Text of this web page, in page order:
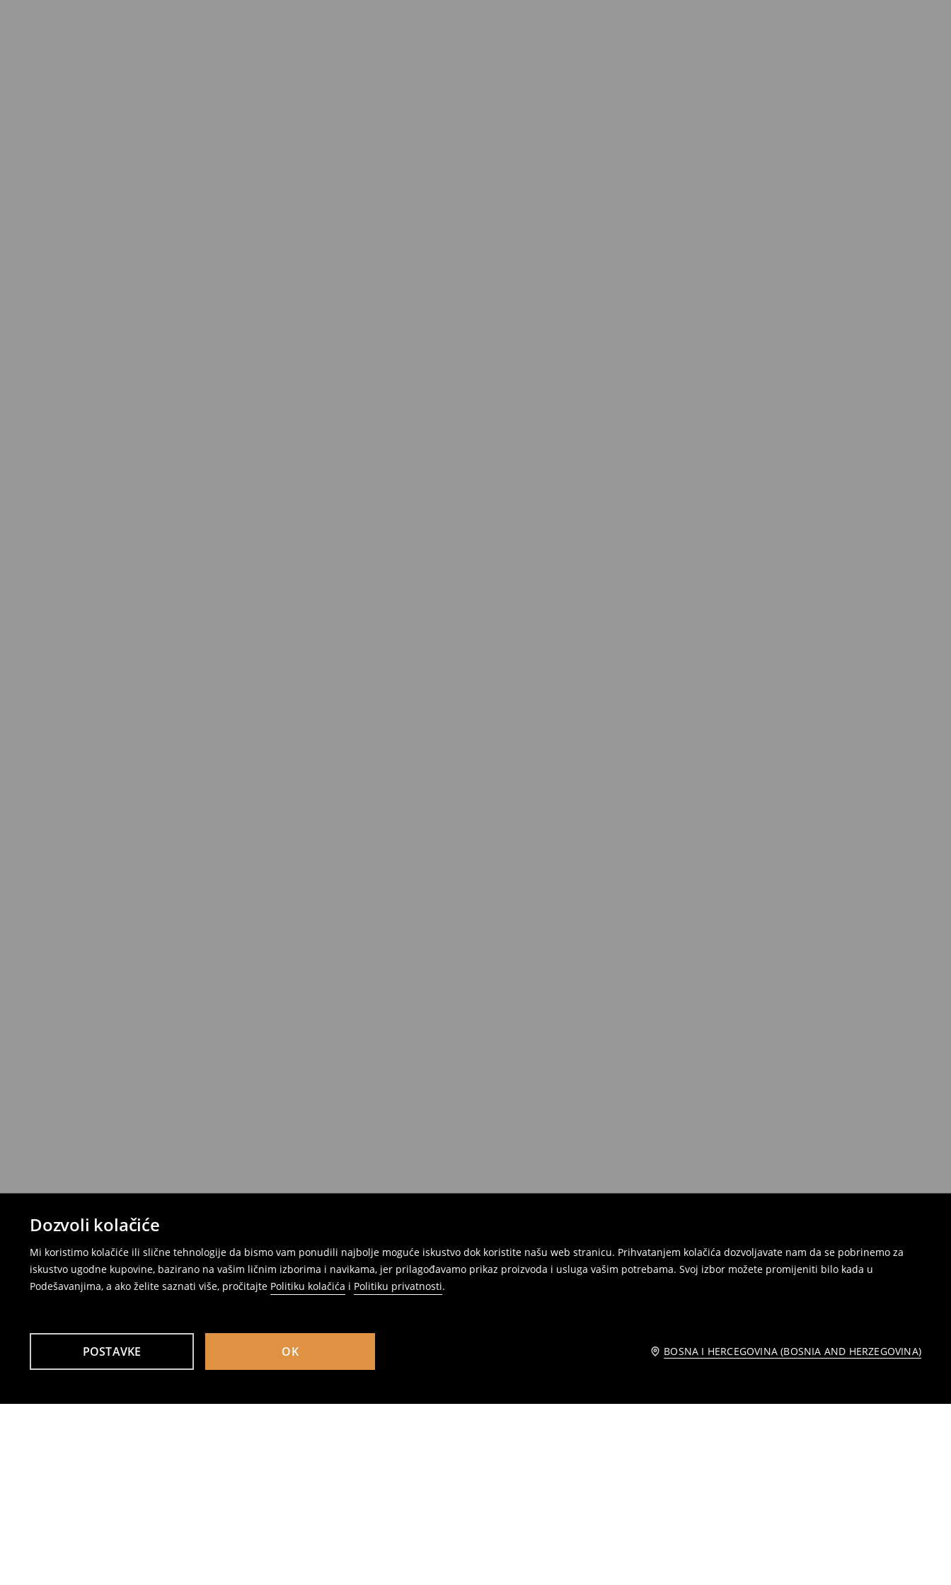
Dozvoli kolačiće
Mi koristimo kolačiće ili slične tehnologije da bismo vam ponudili najbolje moguće iskustvo dok koristite našu web stranicu. Prihvatanjem kolačića dozvoljavate nam da se pobrinemo za
iskustvo ugodne kupovine, bazirano na vašim ličnim izborima i navikama, jer prilagođavamo prikaz proizvoda i usluga vašim potrebama. Svoj izbor možete promijeniti bilo kada u
Podešavanjima, a ako želite saznati više, pročitajte Politiku kolačića i Politiku privatnosti.
POSTAVKE OK BOSNA I HERCEGOVINA (BOSNIA AND HERZEGOVINA)